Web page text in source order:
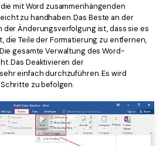
und einfachsten PDF-Tools
mit Word zusammenhängenden
zu handhaben. Das Beste an der
der Änderungsverfolgung ist, dass sie es
die Teile der Formatierung zu entfernen,
gesamte Verwaltung des Word-
Das Deaktivieren der
einfach durchzuführen. Es wird
zu befolgen.